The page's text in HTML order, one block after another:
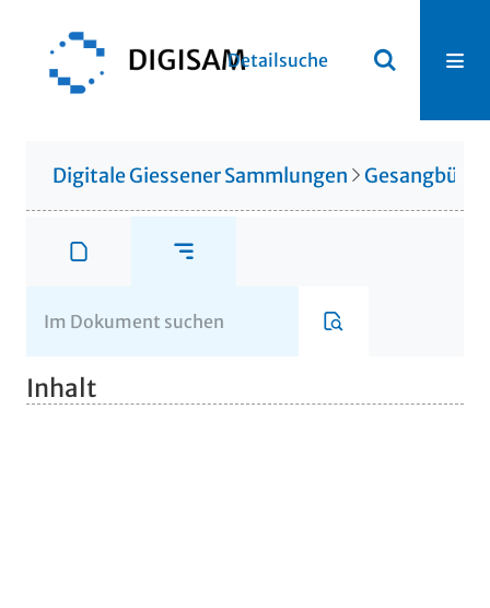
Detailsuche
Digitale Giessener Sammlungen
Inhalt